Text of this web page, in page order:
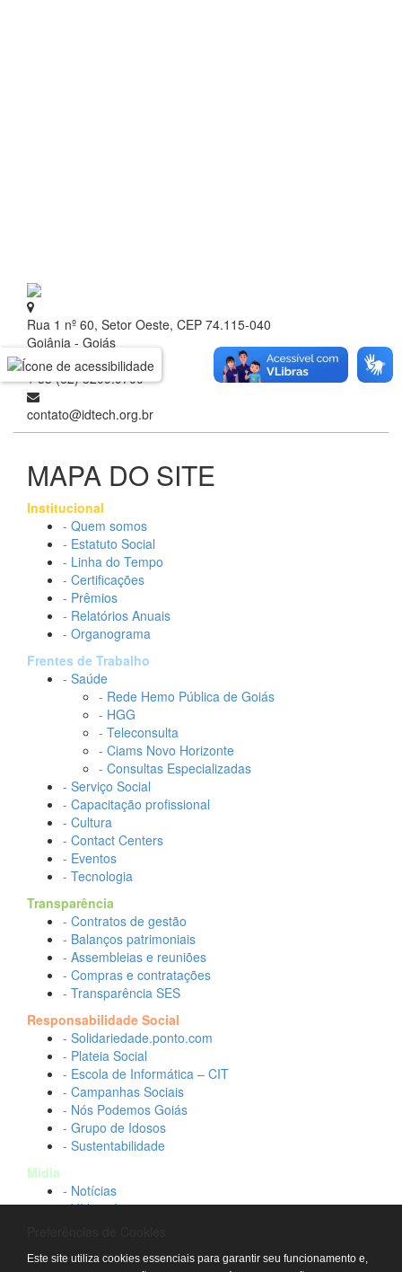
Rua 1 nº 60, Setor Oeste, CEP 74.115-040
Goiânia - Goiás
+ 55 (62) 3209.9700
contato@idtech.org.br
MAPA DO SITE
Institucional
- Quem somos
- Estatuto Social
- Linha do Tempo
- Certificações
- Prêmios
- Relatórios Anuais
- Organograma
Frentes de Trabalho
- Saúde
- Rede Hemo Pública de Goiás
- HGG
- Teleconsulta
- Ciams Novo Horizonte
- Consultas Especializadas
- Serviço Social
- Capacitação profissional
- Cultura
- Contact Centers
- Eventos
- Tecnologia
Transparência
- Contratos de gestão
- Balanços patrimoniais
- Assembleias e reuniões
- Compras e contratações
- Transparência SES
Responsabilidade Social
- Solidariedade.ponto.com
- Plateia Social
- Escola de Informática – CIT
- Campanhas Sociais
- Nós Podemos Goiás
- Grupo de Idosos
- Sustentabilidade
Mídia
- Notícias
- Vídeos Institucionais
Contato
Este site utiliza cookies essenciais para garantir seu funcionamento e,